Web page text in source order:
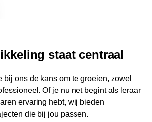
staat centraal
bij ons de kans om te groeien, zowel
Of je nu net begint als leraar-
ervaring hebt, wij bieden
die bij jou passen.